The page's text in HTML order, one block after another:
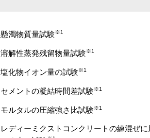
懸濁物質量試験※1
溶解性蒸発残留物量試験※1
塩化物イオン量の試験※1
セメントの凝結時間差試験※1
モルタルの圧縮強さ比試験※1
レディーミクストコンクリートの練混ぜに